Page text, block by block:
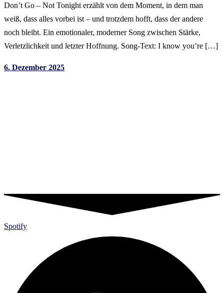
Don’t Go – Not Tonight erzählt von dem Moment, in dem man
weiß, dass alles vorbei ist – und trotzdem hofft, dass der andere
noch bleibt. Ein emotionaler, moderner Song zwischen Stärke,
Verletzlichkeit und letzter Hoffnung. Song-Text: I know you’re […]
6. Dezember 2025
Spotify